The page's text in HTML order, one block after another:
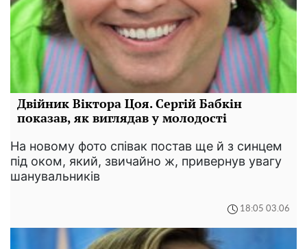
Двійник Віктора Цоя. Сергій Бабкін
показав, як виглядав у молодості
На новому фото співак постав ще й з синцем
під оком, який, звичайно ж, привернув увагу
шанувальників
18:05 03.06